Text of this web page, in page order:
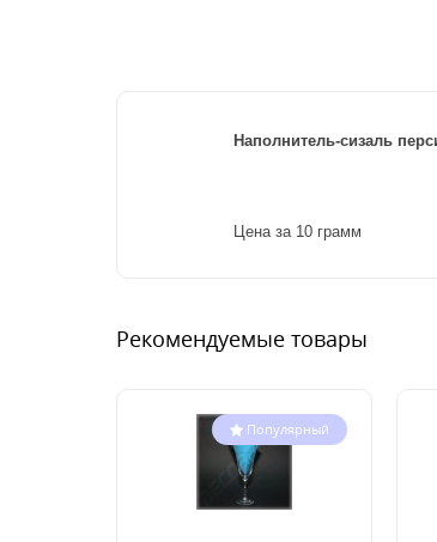
Наполнитель-сизаль
Цена за 10 грамм
Рекомендуемые товары
Популярный